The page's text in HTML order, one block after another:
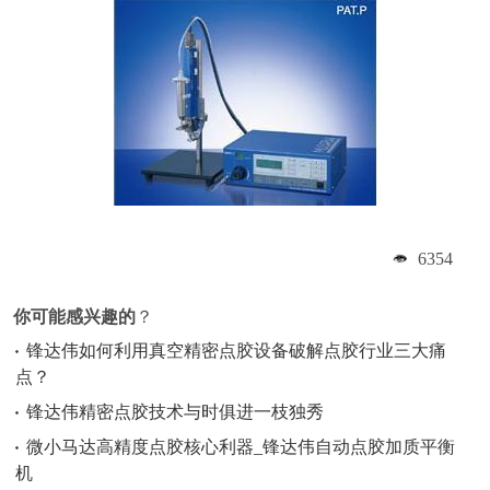
6354
你可能感兴趣的 ？
锋达伟如何利用真空精密点胶设备破解点胶行业三大痛
点？
锋达伟精密点胶技术与时俱进一枝独秀
微小马达高精度点胶核心利器_锋达伟自动点胶加质平衡
机